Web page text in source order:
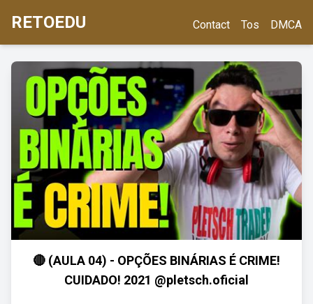
RETOEDU Contact Tos DMCA
🔴 (AULA 04) - OPÇÕES BINÁRIAS É CRIME!
CUIDADO! 2021 @pletsch.oficial